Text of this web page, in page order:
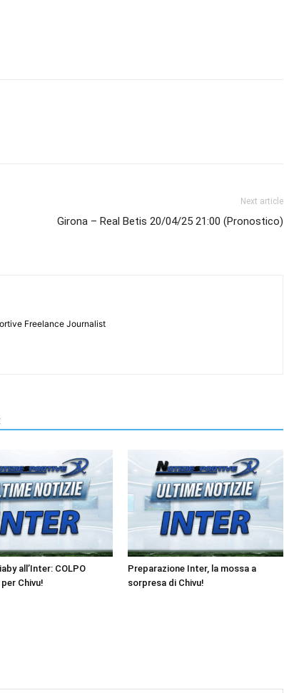
Next article
Girona – Real Betis 20/04/25 21:00 (Pronostico)
Freelance Journalist
all’Inter: COLPO
Chivu!
Preparazione Inter, la mossa a
sorpresa di Chivu!